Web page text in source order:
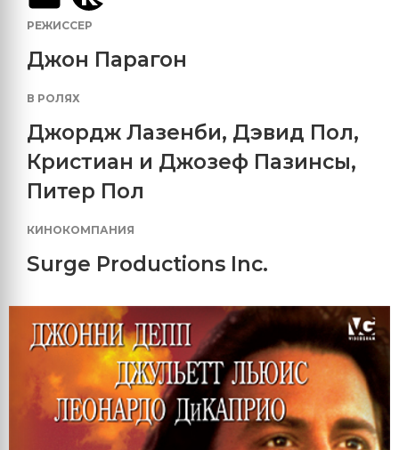
РЕЖИССЕР
Джон Парагон
В РОЛЯХ
Джордж Лазенби, Дэвид Пол,
Кристиан и Джозеф Пазинсы,
Питер Пол
КИНОКОМПАНИЯ
Surge Productions Inc.